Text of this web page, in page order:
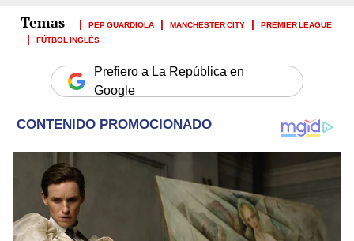
PEP GUARDIOLA MANCHESTER CITY
PREMIER LEAGUE
FÚTBOL INGLÉS
Prefiero a La República en
Google